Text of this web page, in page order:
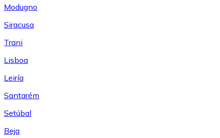
Modugno
Siracusa
Trani
Lisboa
Leiría
Santarém
Setúbal
Beja